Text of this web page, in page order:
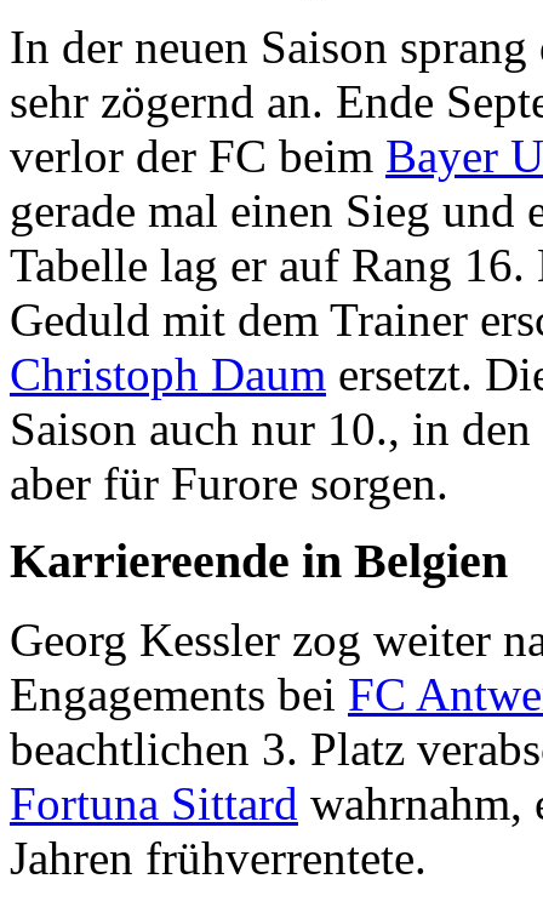
In der neuen Saison
sehr zögernd an. Ende
verlor der FC beim Bayer
gerade mal einen Sieg
Tabelle lag er auf Rang
Geduld mit dem Trainer
Christoph Daum ersetzt.
Saison auch nur 10., in
aber für Furore sorgen.
Karriereende in Belgien
Georg Kessler zog weiter
Engagements bei FC
beachtlichen 3. Platz
Fortuna Sittard wahrnahm,
Jahren frühverrentete.